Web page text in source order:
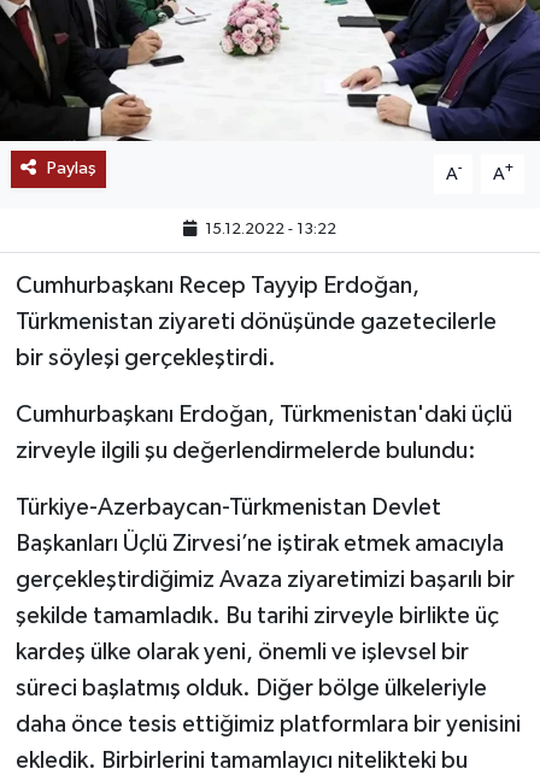
Paylaş A- A+
15.12.2022 - 13:22
Cumhurbaşkanı Recep Tayyip Erdoğan,
Türkmenistan ziyareti dönüşünde gazetecilerle
bir söyleşi gerçekleştirdi.
Cumhurbaşkanı Erdoğan, Türkmenistan'daki üçlü
zirveyle ilgili şu değerlendirmelerde bulundu:
Türkiye-Azerbaycan-Türkmenistan Devlet
Başkanları Üçlü Zirvesi’ne iştirak etmek amacıyla
gerçekleştirdiğimiz Avaza ziyaretimizi başarılı bir
şekilde tamamladık. Bu tarihi zirveyle birlikte üç
kardeş ülke olarak yeni, önemli ve işlevsel bir
süreci başlatmış olduk. Diğer bölge ülkeleriyle
daha önce tesis ettiğimiz platformlara bir yenisini
ekledik. Birbirlerini tamamlayıcı nitelikteki bu
DÜNYA
TREND
MEDYA
TEKNOLOJİ